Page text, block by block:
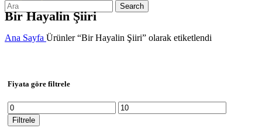
Search
Bir Hayalin Şiiri
Ana Sayfa Ürünler “Bir Hayalin Şiiri” olarak etiketlendi
Fiyata göre filtrele
En
düşük
fiyat
En
yüksek
Filtrele